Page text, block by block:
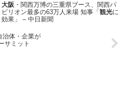
大阪 ・関西万博の三重県ブース、関西パ
ビリオン最多の63万人来場 知事「観光に
効果」 – 中日新聞
治体・企業が
サミット